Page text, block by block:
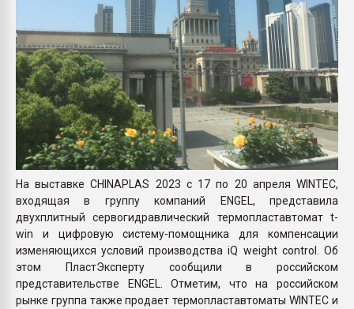
На выставке CHINAPLAS 2023 c 17 по 20 апреля WINTEC,
входящая в группу компаний ENGEL, представила
двухплитный сервогидравлический термопластавтомат t-
win и цифровую систему-помощника для компенсации
изменяющихся условий производства iQ weight control. Об
этом ПластЭксперту сообщили в российском
представительстве ENGEL. Отметим, что на российском
рынке группа также продает термопластавтоматы WINTEC и